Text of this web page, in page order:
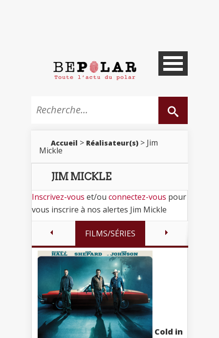
Accueil > Réalisateur(s) > Jim
Mickle
JIM MICKLE
Inscrivez-vous et/ou connectez-vous pour
vous inscrire à nos alertes Jim Mickle
FILMS/SÉRIES
Cold in